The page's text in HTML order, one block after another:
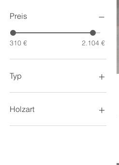
Preis
310 € 2.104 €
Typ
Esstische
Kaffeetische
Mittel
Holzart
Walnuss